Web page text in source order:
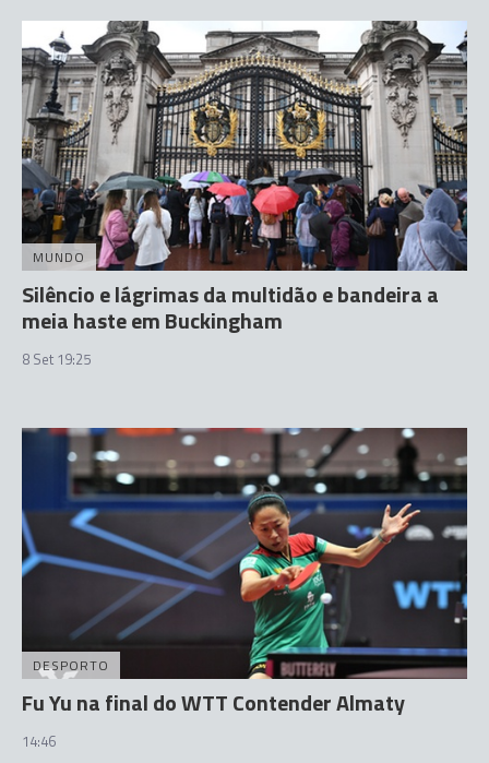
MUNDO
Silêncio e lágrimas da multidão e bandeira a
meia haste em Buckingham
8 Set 19:25
DESPORTO
Fu Yu na final do WTT Contender Almaty
14:46